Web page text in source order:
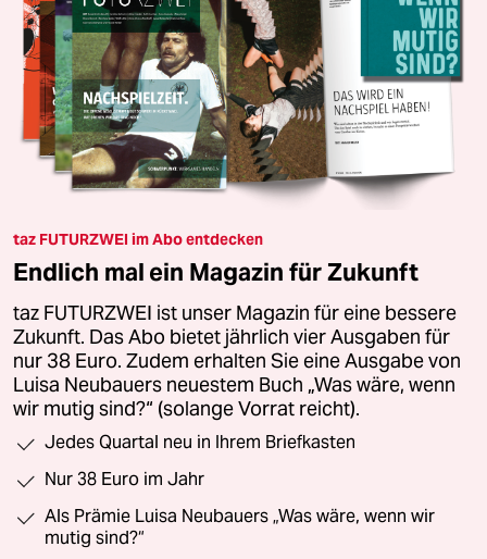
taz FUTURZWEI im Abo entdecken
Endlich mal ein Magazin für Zukunft
taz FUTURZWEI ist unser Magazin für eine bessere
Zukunft. Das Abo bietet jährlich vier Ausgaben für
nur 38 Euro. Zudem erhalten Sie eine Ausgabe von
Luisa Neubauers neuestem Buch „Was wäre, wenn
wir mutig sind?“ (solange Vorrat reicht).
Jedes Quartal neu in Ihrem Briefkasten
Nur 38 Euro im Jahr
Als Prämie Luisa Neubauers „Was wäre, wenn wir
mutig sind?“